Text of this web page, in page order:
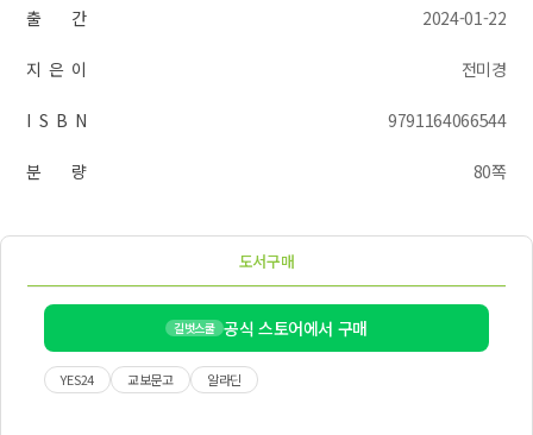
출 간 2024-01-22
지 은 이 전미경
I S B N 9791164066544
분 량 80쪽
도서구매
길벗스쿨 공식 스토어에서 구매
YES24 교보문고 알라딘